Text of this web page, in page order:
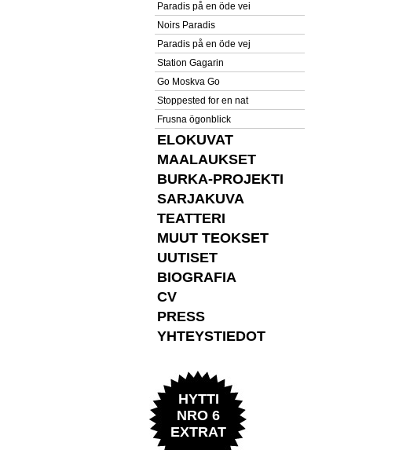
Paradis på en öde vei
Noirs Paradis
Paradis på en öde vej
Station Gagarin
Go Moskva Go
Stoppested for en nat
Frusna ögonblick
ELOKUVAT
MAALAUKSET
BURKA-PROJEKTI
SARJAKUVA
TEATTERI
MUUT TEOKSET
UUTISET
BIOGRAFIA
CV
PRESS
YHTEYSTIEDOT
HYTTI
NRO 6
EXTRAT